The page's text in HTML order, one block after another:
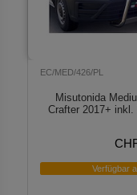
EC/MED/426/PL
Misutonida
Crafter 2017+
Verfügbar